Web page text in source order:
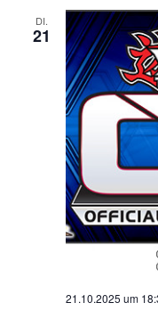
DI.
21
21.10.2025 um